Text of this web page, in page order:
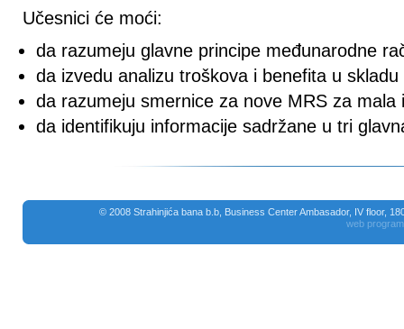
Učesnici će moći:
da razumeju glavne principe međunarodne
da izvedu analizu troškova i benefita u skladu
da razumeju smernice za nove MRS za mala
da identifikuju informacije sadržane u tri
© 2008 Strahinjića bana b.b, Business Center Ambasador, IV floor,
web